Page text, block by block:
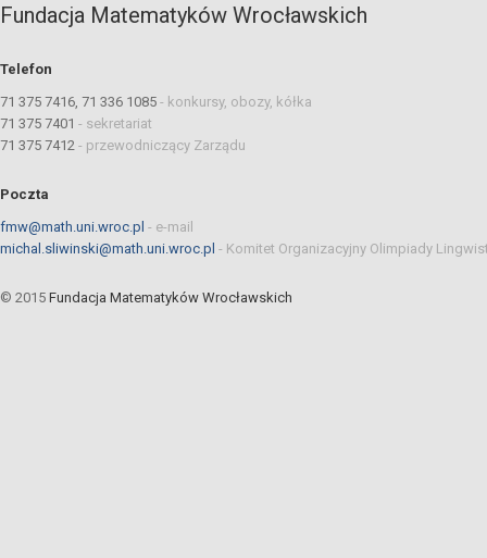
Fundacja Matematyków Wrocławskich
Telefon
71 375 7416, 71 336 1085 - konkursy, obozy, kółka
71 375 7401 - sekretariat
71 375 7412 - przewodniczący Zarządu
Poczta
fmw@math.uni.wroc.pl - e-mail
michal.sliwinski@math.uni.wroc.pl - Komitet Organizacyjny Olimpiady
© 2015 Fundacja Matematyków Wrocławskich